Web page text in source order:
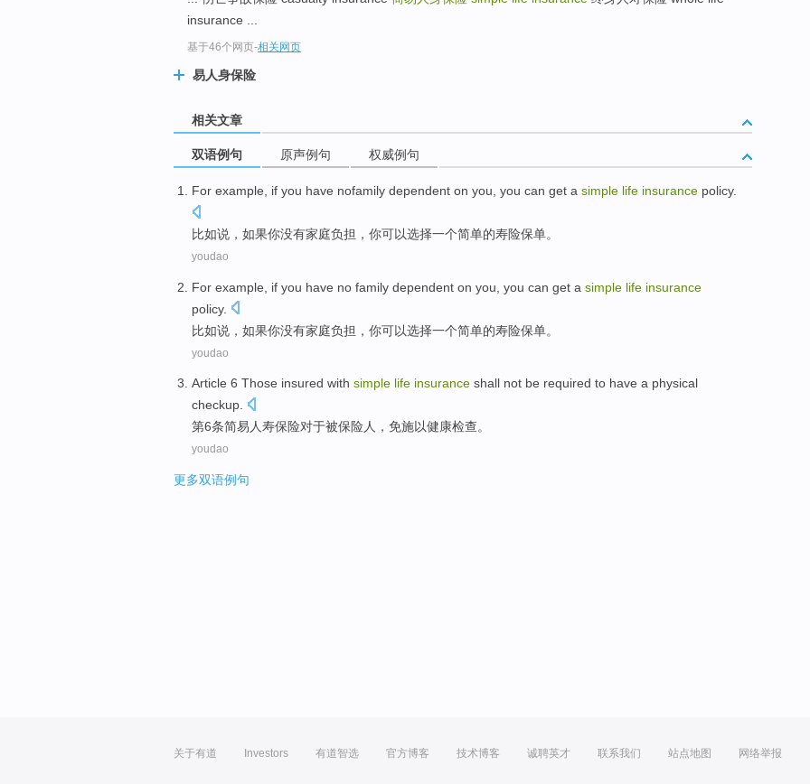
insurance ...
基于46个网页-相关网页
易人身保险
相关文章
双语例句 原声例句 权威例句
For example if you have nofamily dependent on you, you can get a simple life insurance policy.
比如说 ， 如果你没有家庭负担，你可以选择一个简单的寿险保单。
youdao
For example if you have no family dependent on you, you can get a simple life insurance
policy.
比如说 ， 如果你没有家庭负担，你可以选择一个简单的寿险保单。
youdao
Article 6 Those insured with simple life insurance shall not be required to have a physical
checkup.
第6条简易人寿保险对于被保险人 ，免施以健康检查。
youdao
更多双语例句
关于有道 Investors 有道智选 官方博客 技术博客 诚聘英才 联系我们 站点地图 网络举报